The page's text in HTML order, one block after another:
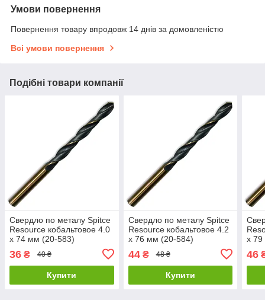
Умови повернення
Повернення товару впродовж 14 днів за домовленістю
Всі умови повернення
Подібні товари компанії
Свердло по металу Spitce
Resource кобальтовое 4.0
х 74 мм (20-583)
36 ₴ 40 ₴
Купити
Свердло по металу Spitce
Resource кобальтовое 4.2
х 76 мм (20-584)
44₴ 48 ₴
Купити
х
46